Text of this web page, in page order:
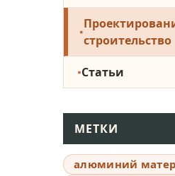
строительство
Статьи
МЕТКИ
алюминий